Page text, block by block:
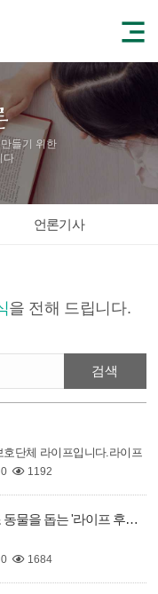
들기 위한
다
언론기사
을 전해 드립니다.
검색
단체 라이프입니다.라이프
년 달력을 제작했습니다.
동물들의 사진으로 이루어졌
문구를 새겼습니다.따뜻한
물 천연 브랜드 하이포닉에
셨습니다.달력 판매..
0 1192
[공지] 나눔으로 유기·구조 동물을 돕는 '라이프 후원 플리마켓' 안내
안녕하세요,
.추운 겨울, 따뜻한 연말이
0 1684